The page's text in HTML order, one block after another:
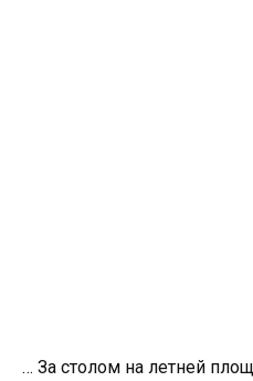
… За столом на летней